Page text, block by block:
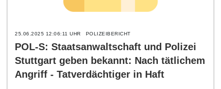
25.06.2025 12:06:11 UHR POLIZEIBERICHT
POL-S: Staatsanwaltschaft und Polizei
Stuttgart geben bekannt: Nach tätlichem
Angriff - Tatverdächtiger in Haft